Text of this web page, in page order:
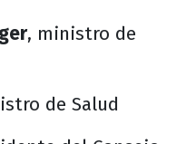
, ministro de
de Salud